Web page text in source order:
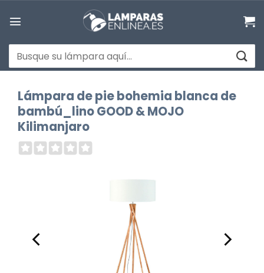
Buscar
por:
Lámpara de pie bohemia blanca de
bambú_lino GOOD & MOJO
Kilimanjaro